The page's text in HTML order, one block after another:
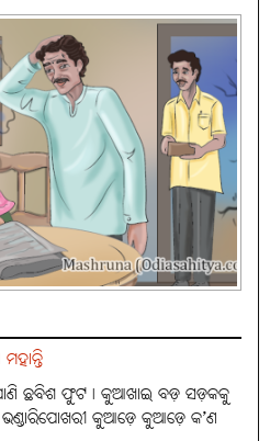
ଛବିଶ ଫୁଟ। କୁଆଖାଇ ବଡ଼ ସଡ଼କକୁ
କୁଆଡ଼େ କୁଆଡ଼େ କ’ଣ